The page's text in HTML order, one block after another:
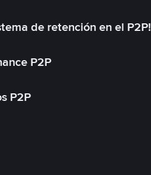
de retención en el P2P!
P2P
P2P